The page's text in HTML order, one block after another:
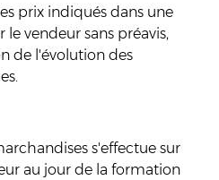
prix indiqués dans une
le vendeur sans préavis,
de l'évolution des
s'effectue sur
au jour de la formation